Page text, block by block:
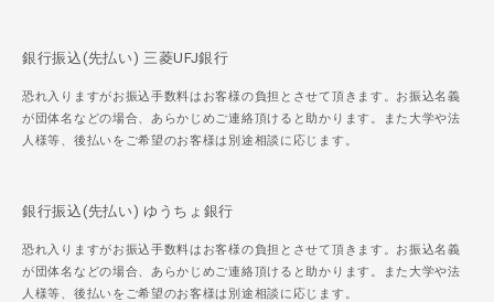
銀行振込(先払い) 三菱UFJ銀行
恐れ入りますがお振込手数料はお客様の負担とさせて頂きます。お振込名義
が団体名などの場合、あらかじめご連絡頂けると助かります。また大学や法
人様等、後払いをご希望のお客様は別途相談に応じます。
銀行振込(先払い) ゆうちょ銀行
恐れ入りますがお振込手数料はお客様の負担とさせて頂きます。お振込名義
が団体名などの場合、あらかじめご連絡頂けると助かります。また大学や法
人様等、後払いをご希望のお客様は別途相談に応じます。